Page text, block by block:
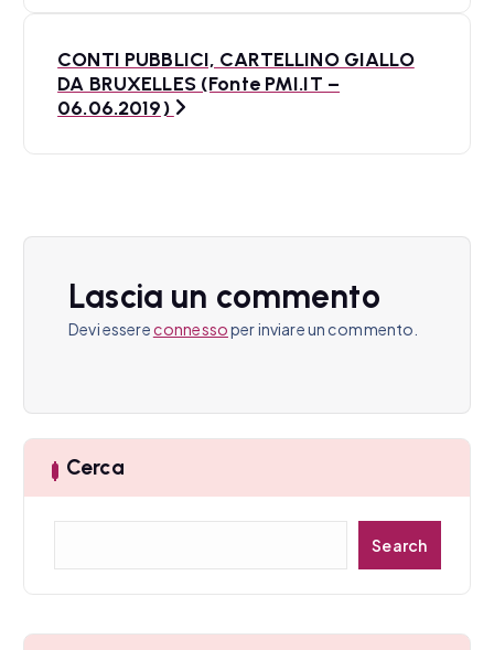
i
a
CONTI PUBBLICI, CARTELLINO GIALLO
DA BRUXELLES (Fonte PMI.IT –
06.06.2019)
Lascia un commento
Devi essereconnessoper inviare un commento.
Cerca
a
Search